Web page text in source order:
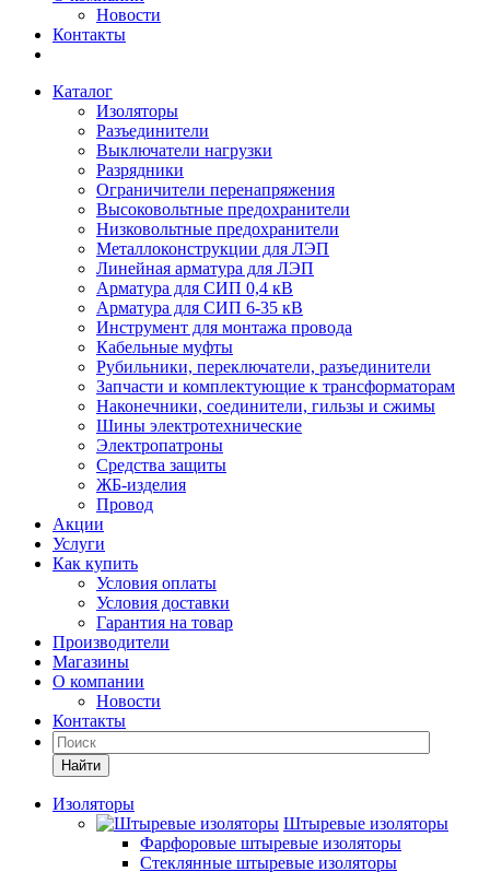
Новости
Контакты
Каталог
Изоляторы
Разъединители
Выключатели нагрузки
Разрядники
Ограничители перенапряжения
Высоковольтные предохранители
Низковольтные предохранители
Металлоконструкции для ЛЭП
Линейная арматура для ЛЭП
Арматура для СИП 0,4 кВ
Арматура для СИП 6-35 кВ
Инструмент для монтажа провода
Кабельные муфты
Рубильники, переключатели, разъединители
Запчасти и комплектующие к трансформаторам
Наконечники, соединители, гильзы и сжимы
Шины электротехнические
Электропатроны
Средства защиты
ЖБ-изделия
Провод
Акции
Услуги
Как купить
Условия оплаты
Условия доставки
Гарантия на товар
Производители
Магазины
О компании
Новости
Контакты
Найти
Изоляторы
Штыревые изоляторы
Фарфоровые штыревые изоляторы
Стеклянные штыревые изоляторы